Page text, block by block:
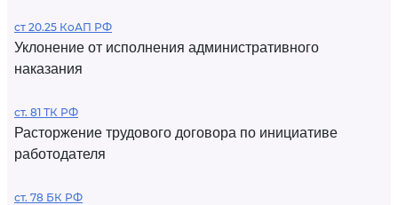
ст 20.25 КоАП РФ
Уклонение от исполнения административного
наказания
ст. 81 ТК РФ
Расторжение трудового договора по инициативе
работодателя
ст. 78 БК РФ